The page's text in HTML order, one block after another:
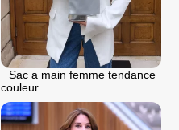
Sac a main femme tendance
couleur